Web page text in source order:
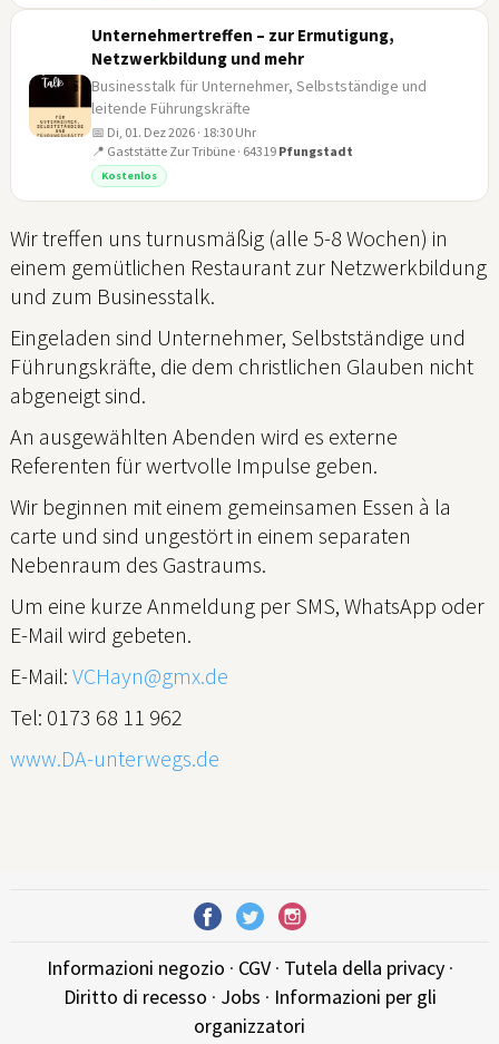
Unternehmertreffen – zur Ermutigung,
Netzwerkbildung und mehr
Businesstalk für Unternehmer, Selbstständige und
leitende Führungskräfte
📅 Di, 01. Dez 2026 · 18:30 Uhr
📍 Gaststätte Zur Tribüne · 64319 Pfungstadt
Kostenlos
Wir treffen uns turnusmäßig (alle 5-8 Wochen) in
einem gemütlichen Restaurant zur Netzwerkbildung
und zum Businesstalk.
Eingeladen sind Unternehmer, Selbstständige und
Führungskräfte, die dem christlichen Glauben nicht
abgeneigt sind.
An ausgewählten Abenden wird es externe
Referenten für wertvolle Impulse geben.
Wir beginnen mit einem gemeinsamen Essen à la
carte und sind ungestört in einem separaten
Nebenraum des Gastraums.
Um eine kurze Anmeldung per SMS, WhatsApp oder
E-Mail wird gebeten.
E-Mail: VCHayn@gmx.de
Tel: 0173 68 11 962
www.DA-unterwegs.de
Informazioni negozio · CGV· Tutela della privacy·
Diritto di recesso · Jobs · Informazioni per gli
organizzatori